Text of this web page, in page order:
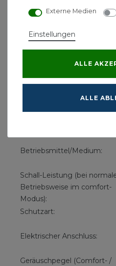
Viessmann Vitoset
Vitoset
Betriebsmittel/Medium:
Schall-Leistung (bei
Betriebsweise im comfort-
Modus):
Schutzart:
Elektrischer Anschluss:
Geräuschpegel (Comfort- /
Externe Medien
Einstellungen
ALLE
ALLE